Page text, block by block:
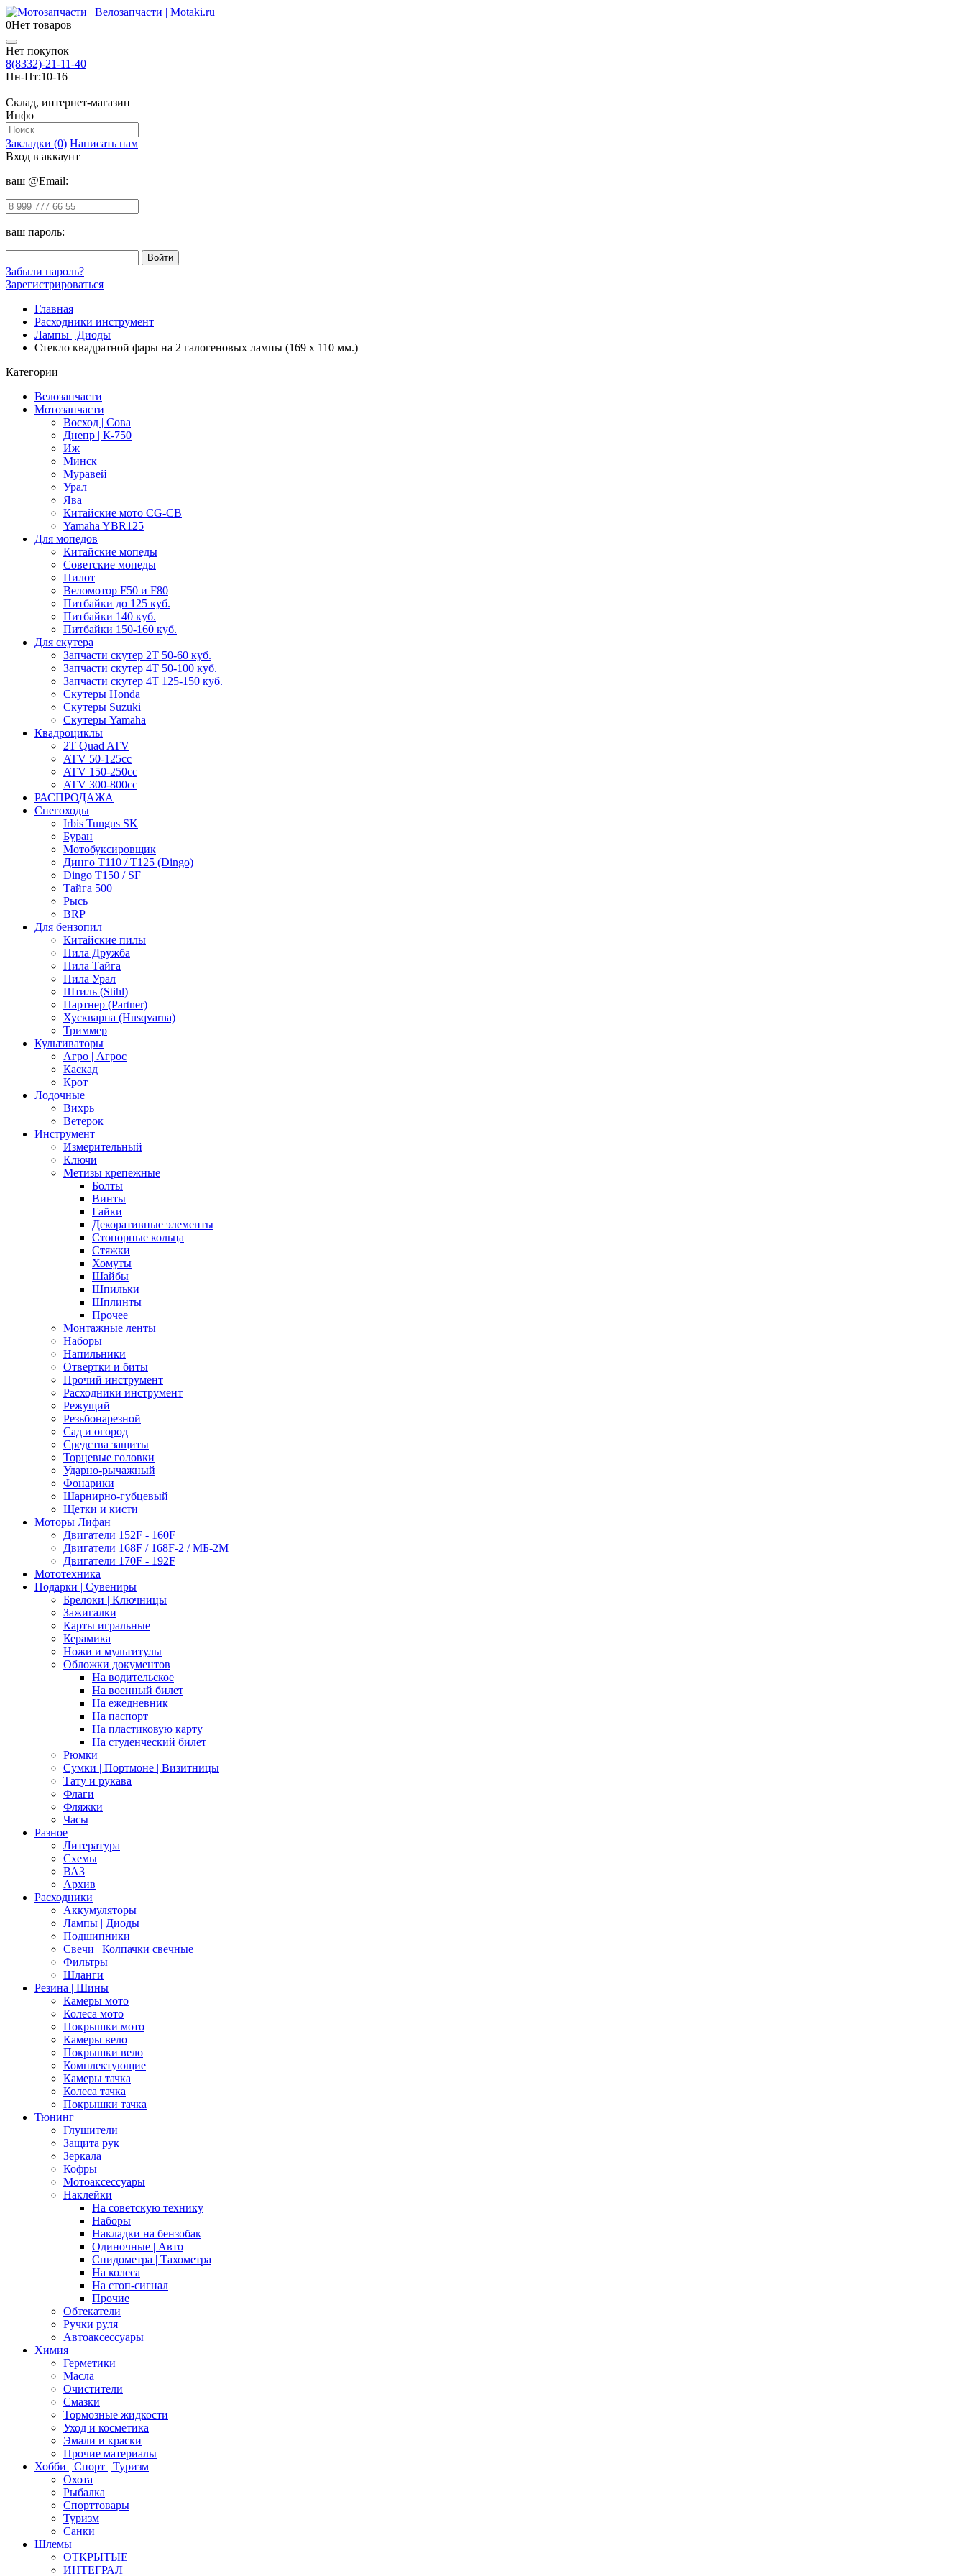
0Нет товаров
Нет покупок
8(8332)-21-11-40
Пн-Пт:10-16
Склад, интернет-магазин
Инфо
Закладки (0) Написать нам
Вход в аккаунт
ваш @Email:
ваш пароль:
Забыли пароль?
Зарегистрироваться
Главная
Расходники инструмент
Лампы | Диоды
Стекло квадратной фары на 2 галогеновых лампы (169 x 110 мм.)
Категории
Велозапчасти
Мотозапчасти
Восход | Сова
Днепр | К-750
Иж
Минск
Муравей
Урал
Ява
Китайские мото CG-CB
Yamaha YBR125
Для мопедов
Китайские мопеды
Советские мопеды
Пилот
Веломотор F50 и F80
Питбайки до 125 куб.
Питбайки 140 куб.
Питбайки 150-160 куб.
Для скутера
Запчасти скутер 2Т 50-60 куб.
Запчасти скутер 4Т 50-100 куб.
Запчасти скутер 4Т 125-150 куб.
Скутеры Honda
Скутеры Suzuki
Скутеры Yamaha
Квадроциклы
2T Quad ATV
ATV 50-125cc
ATV 150-250cc
ATV 300-800cc
РАСПРОДАЖА
Снегоходы
Irbis Tungus SK
Буран
Мотобуксировщик
Динго T110 / T125 (Dingo)
Dingo T150 / SF
Тайга 500
Рысь
BRP
Для бензопил
Китайские пилы
Пила Дружба
Пила Тайга
Пила Урал
Штиль (Stihl)
Партнер (Partner)
Хускварна (Husqvarna)
Триммер
Культиваторы
Агро | Агрос
Каскад
Крот
Лодочные
Вихрь
Ветерок
Инструмент
Измерительный
Ключи
Метизы крепежные
Болты
Винты
Гайки
Декоративные элементы
Стопорные кольца
Стяжки
Хомуты
Шайбы
Шпильки
Шплинты
Прочее
Монтажные ленты
Наборы
Напильники
Отвертки и биты
Прочий инструмент
Расходники инструмент
Режущий
Резьбонарезной
Сад и огород
Средства защиты
Торцевые головки
Ударно-рычажный
Фонарики
Шарнирно-губцевый
Щетки и кисти
Моторы Лифан
Двигатели 152F - 160F
Двигатели 168F / 168F-2 / МБ-2М
Двигатели 170F - 192F
Мототехника
Подарки | Сувениры
Брелоки | Ключницы
Зажигалки
Карты игральные
Керамика
Ножи и мультитулы
Обложки документов
На водительское
На военный билет
На ежедневник
На паспорт
На пластиковую карту
На студенческий билет
Рюмки
Сумки | Портмоне | Визитницы
Тату и рукава
Флаги
Фляжки
Часы
Разное
Литература
Схемы
ВАЗ
Архив
Расходники
Аккумуляторы
Лампы | Диоды
Подшипники
Свечи | Колпачки свечные
Фильтры
Шланги
Резина | Шины
Камеры мото
Колеса мото
Покрышки мото
Камеры вело
Покрышки вело
Комплектующие
Камеры тачка
Колеса тачка
Покрышки тачка
Тюнинг
Глушители
Защита рук
Зеркала
Кофры
Мотоаксессуары
Наклейки
На советскую технику
Наборы
Накладки на бензобак
Одиночные | Авто
Спидометра | Тахометра
На колеса
На стоп-сигнал
Прочие
Обтекатели
Ручки руля
Автоаксессуары
Химия
Герметики
Масла
Очистители
Смазки
Тормозные жидкости
Уход и косметика
Эмали и краски
Прочие материалы
Хобби | Cпорт | Туризм
Охота
Рыбалка
Спорттовары
Туризм
Санки
Шлемы
ОТКРЫТЫЕ
ИНТЕГРАЛ